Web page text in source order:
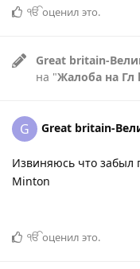
ੴоценил это.
Great britain-
на "Жалоба на Гл
G Great britain-
Извиняюсь что забыл
Minton
ੴоценил это.